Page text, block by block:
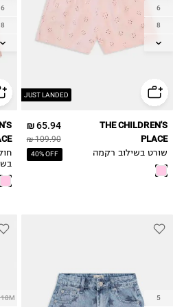
JUST LANDED
6
8
10
65.94 ₪
109.90 ₪
40% OFF
THE CHILDREN'S
PLACE
שורט בשילוב רקמה
6
8
10
5